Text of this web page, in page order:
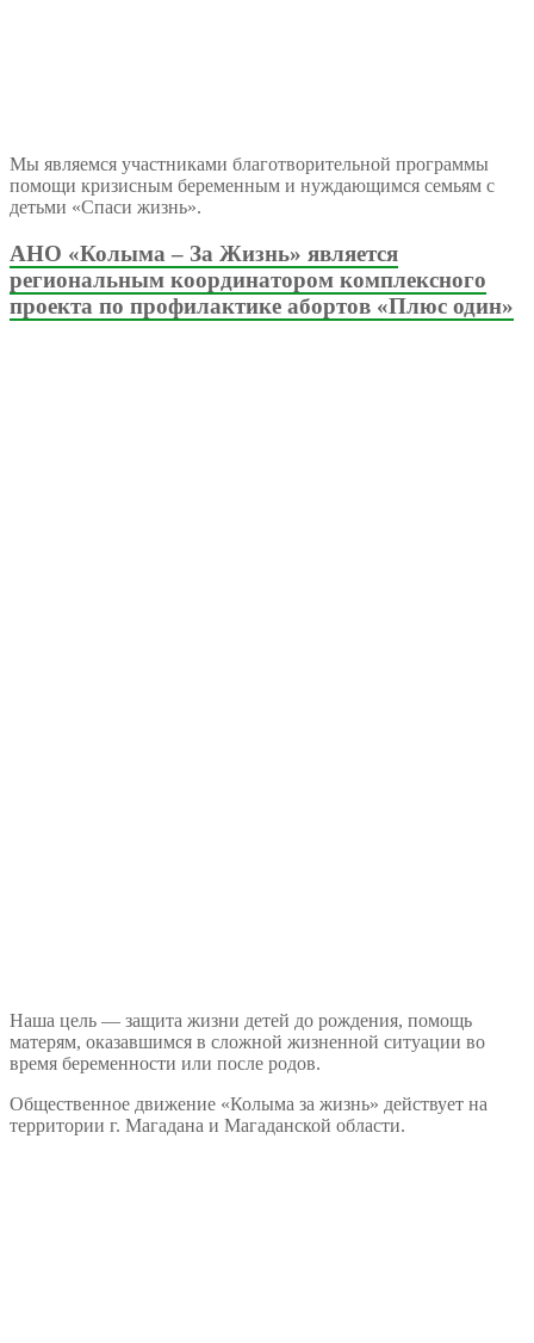
Мы являемся участниками благотворительной программы
помощи кризисным беременным и нуждающимся семьям с
детьми «Спаси жизнь».
АНО «Колыма – За Жизнь» является
региональным координатором комплексного
проекта по профилактике абортов «Плюс один»
Наша цель — защита жизни детей до рождения, помощь
матерям, оказавшимся в сложной жизненной ситуации во
время беременности или после родов.
Общественное движение «Колыма за жизнь» действует на
территории г. Магадана и Магаданской области.